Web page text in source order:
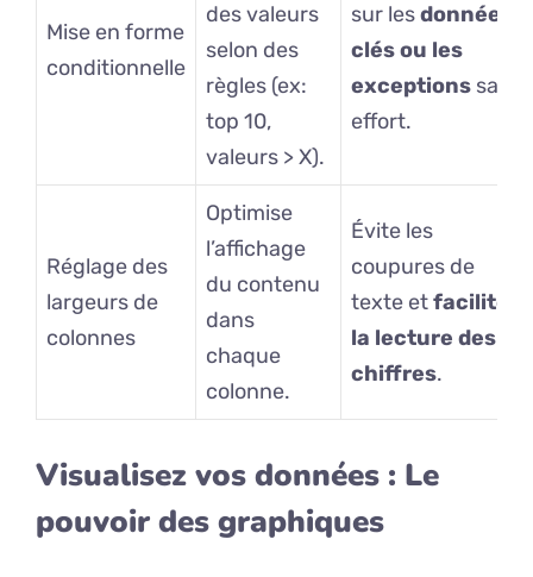
Mise en forme
conditionnelle
des valeurs
selon des
règles (ex:
top 10,
valeurs > X).
sur lesdonnées
clés ou les
exceptions sans
effort.
Réglage des
largeurs de
colonnes
Optimise
l’affichage
du contenu
dans
chaque
colonne.
Évite les
coupures de
texte etfacilite
la lecture des
chiffres.
Visualisez vos données : Le
pouvoir des graphiques